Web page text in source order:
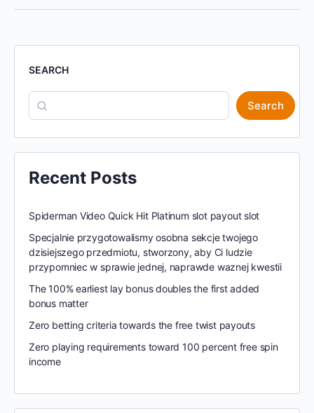
SEARCH
Search
Recent Posts
Spiderman Video Quick Hit Platinum slot payout slot
Specjalnie przygotowalismy osobna sekcje twojego
dzisiejszego przedmiotu, stworzony, aby Ci ludzie
przypomniec w sprawie jednej, naprawde waznej kwestii
The 100% earliest lay bonus doubles the first added
bonus matter
Zero betting criteria towards the free twist payouts
Zero playing requirements toward 100 percent free spin
income